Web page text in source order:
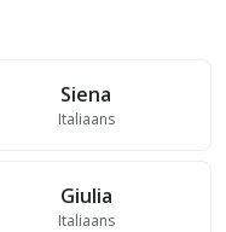
Siena
Italiaans
Giulia
Italiaans